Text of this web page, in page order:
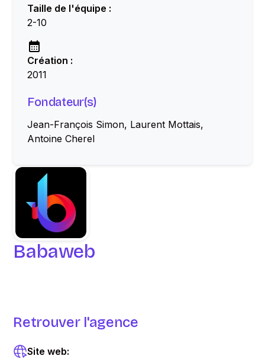
Babaweb
Taille de l'équipe :
2-10
Création :
2011
Fondateur(s)
Jean-François Simon, Laurent Mottais,
Antoine Cherel
Retrouver l'agence
Site web: